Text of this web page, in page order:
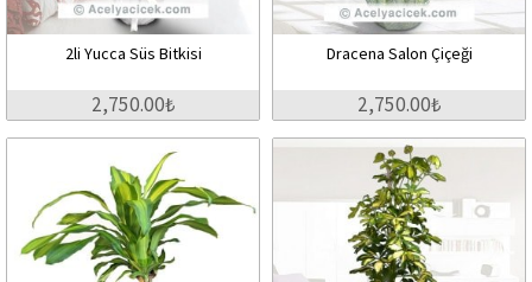
2li Yucca Süs Bitkisi
2,750.00₺
Dracena Salon Çiçeği
2,750.00₺